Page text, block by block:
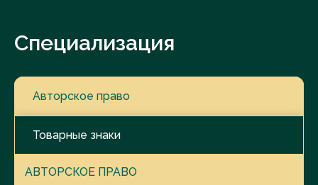
Специализация
Авторское право
Товарные знаки
АВТОРСКОЕ ПРАВО